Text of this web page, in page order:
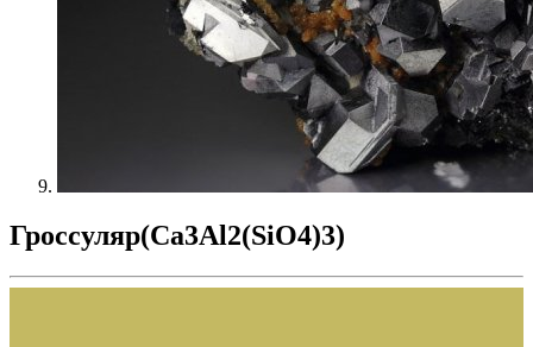
Гроссуляр(Ca3Al2(SiO4)3)